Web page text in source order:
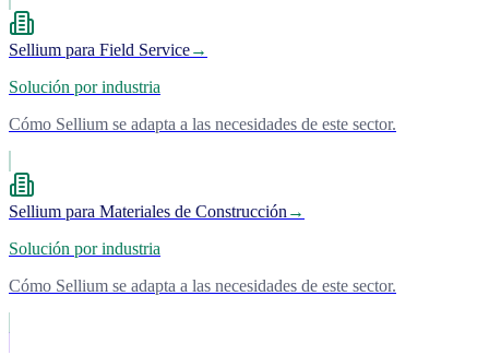
Sellium para Field Service→
Solución por industria
Cómo Sellium se adapta a las necesidades de este sector.
Sellium para Materiales de Construcción →
Solución por industria
Cómo Sellium se adapta a las necesidades de este sector.